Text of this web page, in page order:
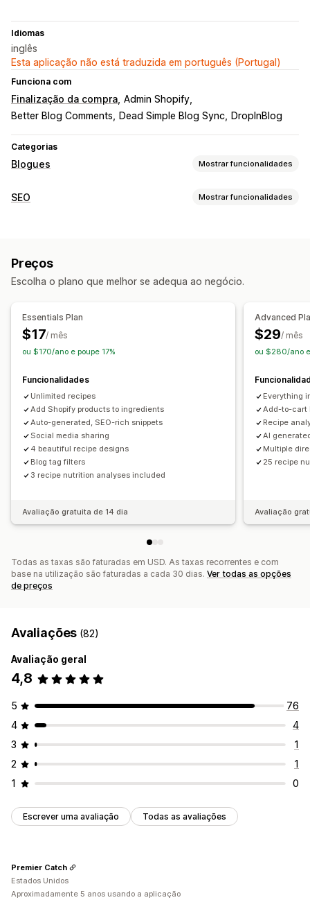
Idiomas
inglês
Esta aplicação não está traduzida em português (Portugal)
Funciona com
Finalização da compra Admin Shopify
Better Blog Comments
Dead Simple Blog Sync DropInBlog
Categorias
Blogues Mostrar funcionalidades
Criação de conteúdos
SEO
Ligações internas
Opções de apresentação
Esquemas Filtros Código personalizado
SEO Mostrar funcionalidades
Geração por IA
Análise de conteúdo
Preços
Escolha o plano que melhor se adequa ao negócio.
Essentials Plan
$17/ mês
ou $170/ano e poupe 17%
Funcionalidades
Unlimited recipes
Add Shopify products to ingredients
Auto-generated, SEO-rich snippets
Social media sharing
4 beautiful recipe designs
Blog tag filters
3 recipe nutrition analyses included
Avaliação gratuita de 14 dia
Advanced
$29/ mês
ou $280/ano
Everything
Add-to-cart
Recipe
AI
Multiple
25 recipe
Avaliação
Todas as taxas são faturadas em USD. As taxas recorrentes e com
base na utilização são faturadas a cada 30 dias. Ver todas as opções
de preços
Avaliações (82)
Avaliação geral
4,8
5
76
4
4
3
1
2
1
1
0
Escrever uma avaliação Todas as avaliações
Premier Catch
Estados Unidos
Aproximadamente 5 anos usando a aplicação